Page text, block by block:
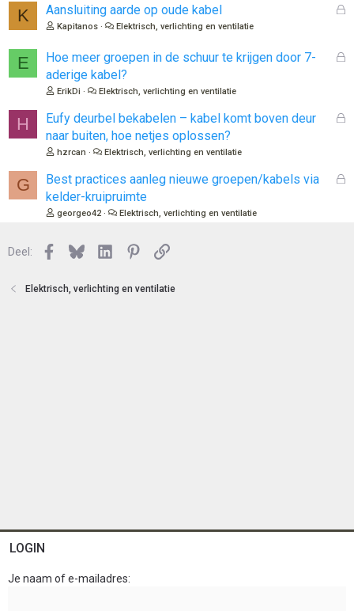
n
K
G
Aansluiting aarde op oude kabel
Kapitanos Elektrisch, verlichting en ventilatie
E
G
o
Hoe meer groepen in de schuur te krijgen door 7-
aderige kabel?
ErikDi Elektrisch, verlichting en ventilatie
H
G
o
Eufy deurbel bekabelen – kabel komt boven deur
naar buiten, hoe netjes oplossen?
hzrcan Elektrisch, verlichting en ventilatie
G
G
Best practices aanleg nieuwe groepen/kabels via
kelder-kruipruimte
georgeo42 Elektrisch, verlichting en ventilatie
Deel: Facebook
BlueskyLinkedInPinterest
Link
Elektrisch, verlichting en ventilatie
LOGIN
Je naam of e-mailadres